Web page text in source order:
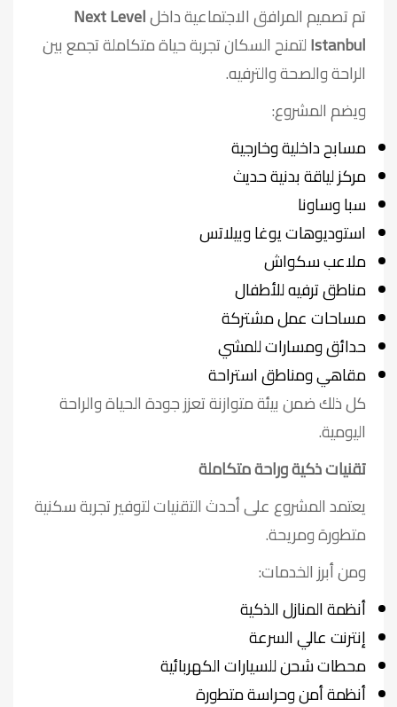
تم تصميم المرافق الاجتماعية داخلNext Level
Istanbulلتمنح السكان تجربة حياة متكاملة تجمع بين
الراحة والصحة والترفيه.
ويضم المشروع:
مسابح داخلية وخارجية
مركز لياقة بدنية حديث
سبا وساونا
استوديوهات يوغا وبيلاتس
ملاعب سكواش
مناطق ترفيه للأطفال
مساحات عمل مشتركة
حدائق ومسارات للمشي
مقاهي ومناطق استراحة
كل ذلك ضمن بيئة متوازنة تعزز جودة الحياة والراحة
اليومية.
تقنيات ذكية وراحة متكاملة
يعتمد المشروع على أحدث التقنيات لتوفير تجربة سكنية
متطورة ومريحة.
ومن أبرز الخدمات:
أنظمة المنازل الذكية
إنترنت عالي السرعة
محطات شحن للسيارات الكهربائية
أنظمة أمن وحراسة متطورة